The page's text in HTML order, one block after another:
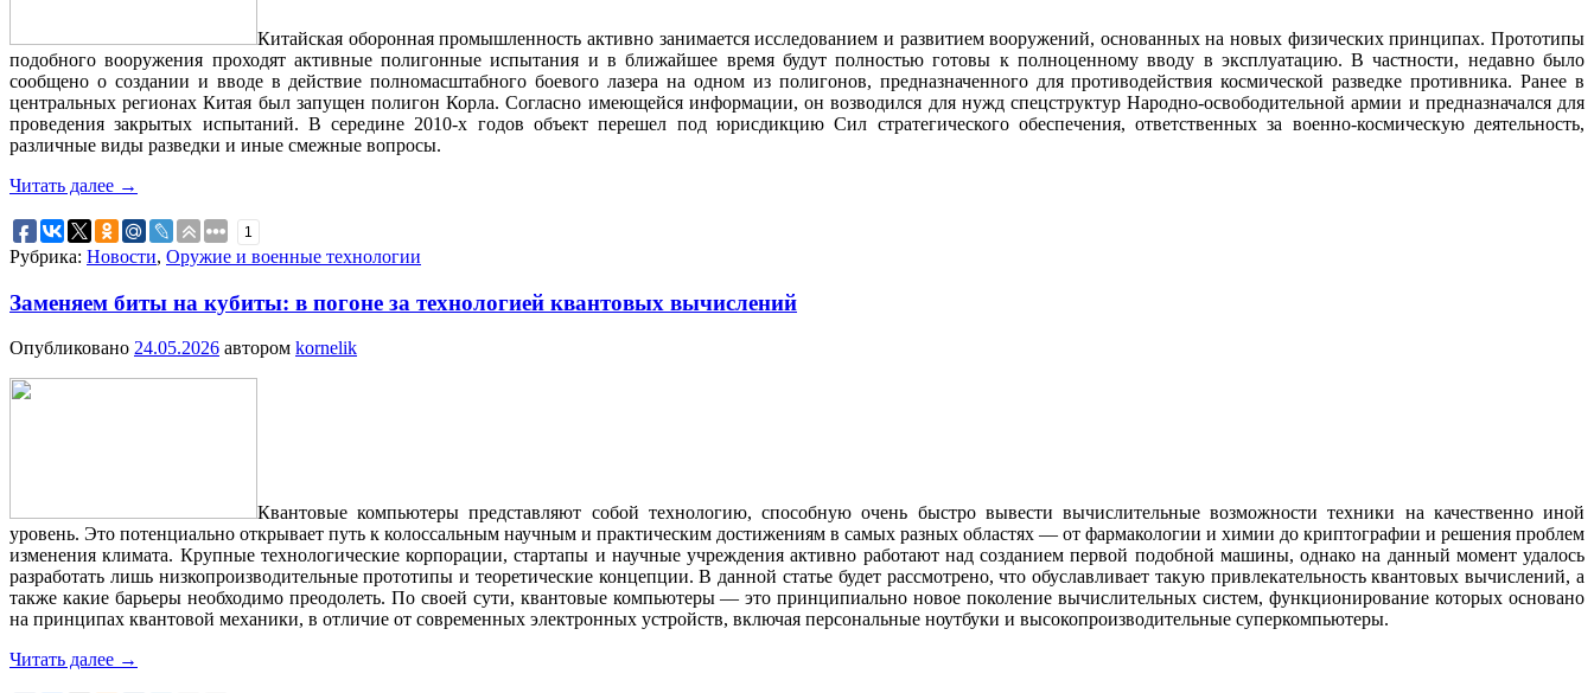
Китайская оборонная промышленность активно занимается исследованием и развитием вооружений, основанных на новых физических принципах. Прототипы
подобного вооружения проходят активные полигонные испытания и в ближайшее время будут полностью готовы к полноценному вводу в эксплуатацию. В частности, недавно было
сообщено о создании и вводе в действие полномасштабного боевого лазера на одном из полигонов, предназначенного для противодействия космической разведке противника. Ранее в
центральных регионах Китая был запущен полигон Корла. Согласно имеющейся информации, он возводился для нужд спецструктур Народно-освободительной армии и предназначался для
проведения закрытых испытаний. В середине 2010-х годов объект перешел под юрисдикцию Сил стратегического обеспечения, ответственных за военно-космическую деятельность,
различные виды разведки и иные смежные вопросы.
Читать далее →
1
Рубрика: Новости, Оружие и военные технологии
Заменяем биты на кубиты: в погоне за технологией квантовых вычислений
Опубликовано 24.05.2026 автором kornelik
Квантовые компьютеры представляют собой технологию, способную очень быстро вывести вычислительные возможности техники на качественно иной
уровень. Это потенциально открывает путь к колоссальным научным и практическим достижениям в самых разных областях — от фармакологии и химии до криптографии и решения проблем
изменения климата. Крупные технологические корпорации, стартапы и научные учреждения активно работают над созданием первой подобной машины, однако на данный момент удалось
разработать лишь низкопроизводительные прототипы и теоретические концепции. В данной статье будет рассмотрено, что обуславливает такую привлекательность квантовых вычислений, а
также какие барьеры необходимо преодолеть. По своей сути, квантовые компьютеры — это принципиально новое поколение вычислительных систем, функционирование которых основано
на принципах квантовой механики, в отличие от современных электронных устройств, включая персональные ноутбуки и высокопроизводительные суперкомпьютеры.
Читать далее →